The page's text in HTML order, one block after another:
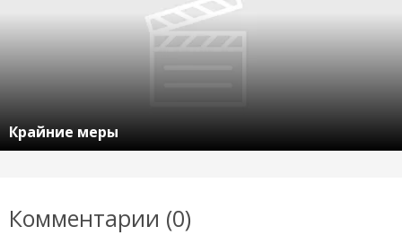
Крайние меры
Комментарии (0)